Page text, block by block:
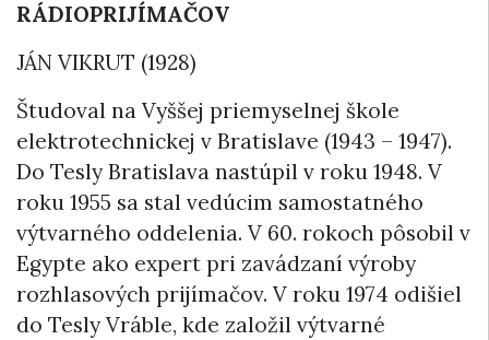
RÁDIOPRIJÍMAČOV
JÁN VIKRUT (1928)
Študoval na Vyššej priemyselnej škole
elektrotechnickej v Bratislave (1943 – 1947).
Do Tesly Bratislava nastúpil v roku 1948. V
roku 1955 sa stal vedúcim samostatného
výtvarného oddelenia. V 60. rokoch pôsobil v
Egypte ako expert pri zavádzaní výroby
rozhlasových prijímačov. V roku 1974 odišiel
do Tesly Vráble, kde založil výtvarné